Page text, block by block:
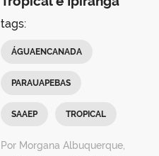
tags:
ÁGUAENCANADA
PARAUAPEBAS
SAAEP TROPICAL
Por Morgana Albuquerque,